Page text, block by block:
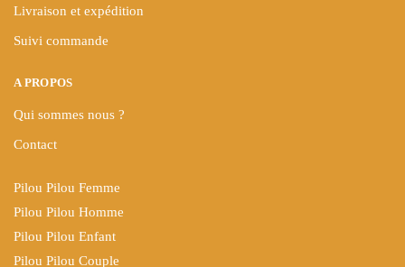
Livraison et expédition
Suivi commande
A PROPOS
Qui sommes nous ?
Contact
Pilou Pilou Femme
Pilou Pilou Homme
Pilou Pilou Enfant
Pilou Pilou Couple